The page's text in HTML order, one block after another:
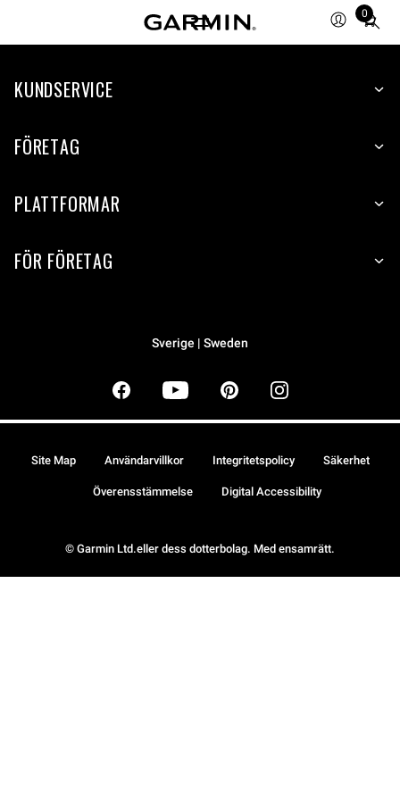
0
Total
items
cart:
KUNDSERVICE
FÖRETAG
PLATTFORMAR
FÖR FÖRETAG
Sverige | Sweden
© Garmin Ltd.eller dess dotterbolag. Med ensamrätt.
Site Map Användarvillkor Integritetspolicy Säkerhet
Överensstämmelse Digital Accessibility